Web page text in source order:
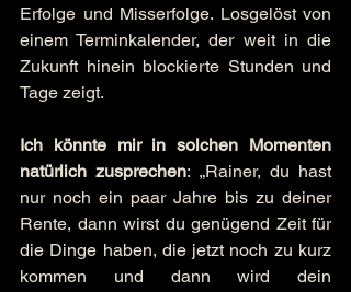
Erfolge und Misserfolge. Losgelöst von
einem Terminkalender, der weit in die
Zukunft hinein blockierte Stunden und
Tage zeigt.
Ich könnte mir in solchen Momenten
natürlich zusprechen: „Rainer, du hast
nur noch ein paar Jahre bis zu deiner
Rente, dann wirst du genügend Zeit für
die Dinge haben, die jetzt noch zu kurz
kommen und dann wird dein